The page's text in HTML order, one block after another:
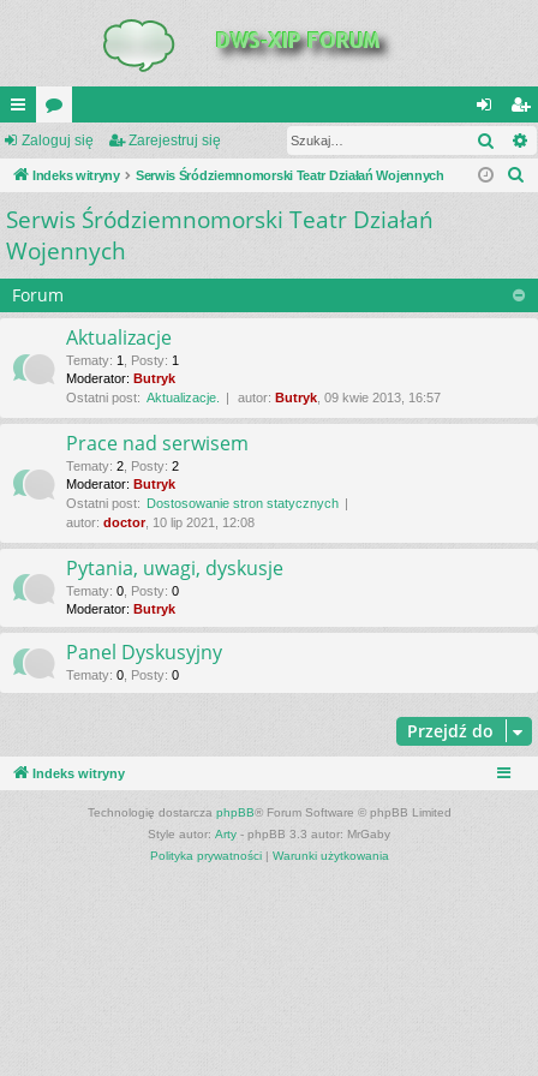
UI
C
K
_L
K
S
or
a
al
og
ar
ej
si
Zaloguj się Zarejestruj się
Indeks witryny Serwis Śródziemnomorski Teatr Działań Wojennych
a
Serwis Śródziemnomorski Teatr Działań
Wojennych
Forum
Aktualizacje
Tematy: 1 Posty: 1
Moderator: Butryk
Ostatni post: Aktualizacje. autor: Butryk , 09 kwie 2013, 16:57
Prace nad serwisem
Tematy: 2 Posty: 2
Moderator: Butryk
Ostatni post: Dostosowanie stron statycznych
autor: doctor, 10 lip 2021, 12:08
Pytania, uwagi, dyskusje
Tematy: 0 Posty: 0
Moderator: Butryk
Panel Dyskusyjny
Tematy: 0 Posty: 0
Przejdź do
Indeks witryny
Technologię dostarcza phpBB® Forum Software © phpBB Limited
Style autor: Arty - phpBB 3.3 autor: MrGaby
Polityka prywatności| Warunki użytkowania